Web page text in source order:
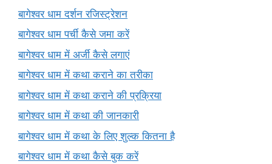
बागेश्वर धाम दर्शन रजिस्ट्रेशन
बागेश्वर धाम पर्ची कैसे जमा करें
बागेश्वर धाम में अर्जी कैसे लगाएं
बागेश्वर धाम में कथा कराने का तरीका
बागेश्वर धाम में कथा कराने की प्रक्रिया
बागेश्वर धाम में कथा की जानकारी
बागेश्वर धाम में कथा के लिए शुल्क कितना है
बागेश्वर धाम में कथा कैसे बुक करें